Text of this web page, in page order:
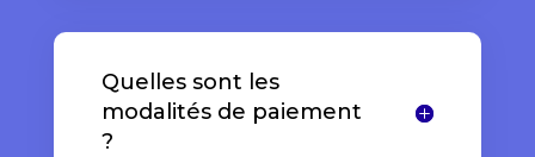
Quelles sont les
modalités de paiement
?